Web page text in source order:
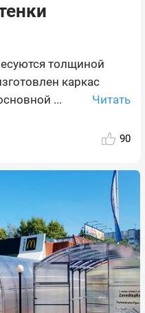
толщиной
каркас
...
Читать
90